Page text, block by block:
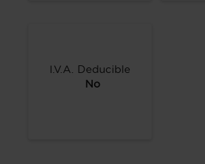
I.V.A. Deducible
No